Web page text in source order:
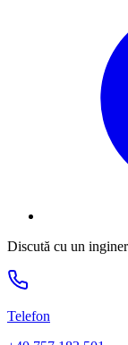
Discută cu un
Telefon